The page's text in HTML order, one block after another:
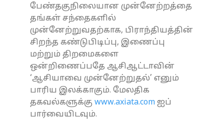
பேண்தகுநிலையான முன்னேற்றத்தை
தங்கள் சந்தைகளில்
முன்னேற்றுவதற்காக, பிராந்தியத்தின்
சிறந்த கண்டுபிடிப்பு, இணைப்பு
மற்றும் திறமைகளை
ஒன்றிணைப்பதே ஆசிஆட்டாவின்
‘ஆசியாவை முன்னேற்றுதல்’ எனும்
பாரிய இலக்காகும். மேலதிக
தகவல்களுக்கு www.axiata.com ஐப்
பார்வையிடவும்.